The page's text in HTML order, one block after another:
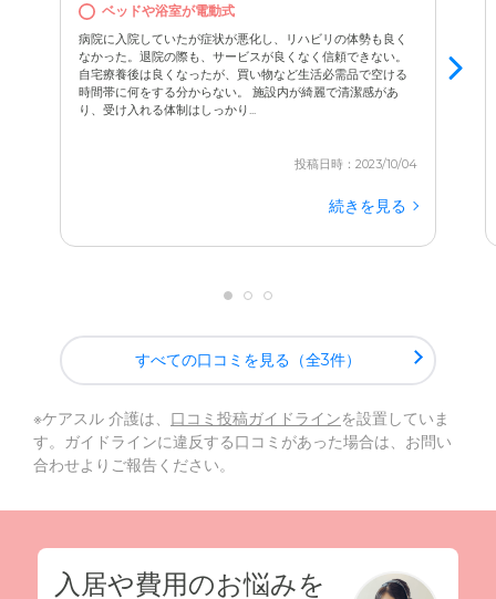
ベッドや浴室が電動式
病院に入院していたが症状が悪化し、リハビリの体勢も良く
なかった。退院の際も、サービスが良くなく信頼できない。
自宅療養後は良くなったが、買い物など生活必需品で空ける
時間帯に何をする分からない。 施設内が綺麗で清潔感があ
り、受け入れる体制はしっかり...
投稿日時：2023/10/04
続きを見る
すべての口コミを見る（全3件）
※ケアスル 介護は、 口コミ投稿ガイドラインを設置していま
す。ガイドラインに違反する口コミがあった場合は、お問い
合わせよりご報告ください。
入居や費用のお悩みを